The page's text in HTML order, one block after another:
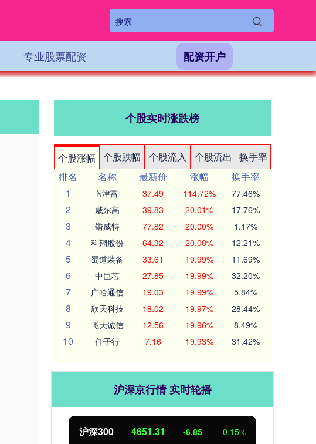
专业股票配资 配资开户
个股实时涨跌榜
个股涨幅 个股跌幅 个股流入 个股流出
换手率
排名
名称 最新价 涨幅
换手率
1
N津富 37.49 114.72% 77.46%
2 威尔高 39.83 20.01% 17.76%
3 锴威特 77.82 20.00% 1.17%
4 科翔股份 64.32 20.00% 12.21%
5 蜀道装备 33.61 19.99% 11.69%
6 中巨芯 27.85 19.99% 32.20%
7 广哈通信 19.03 19.99% 5.84%
8 欣天科技 18.02 19.97% 28.44%
9 飞天诚信 12.56 19.96% 8.49%
10 任子行 7.16 19.93% 31.42%
沪深京行情 实时轮播
北证50 1122.88 3.42 0.30%